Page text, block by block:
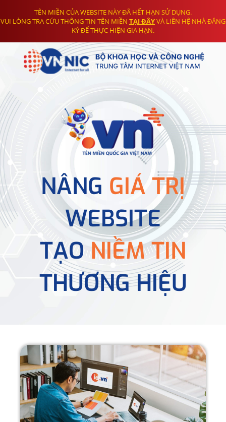
TÊN MIỀN CỦA WEBSITE NÀY ĐÃ HẾT HẠN SỬ DỤNG.
VUI LÒNG TRA CỨU THÔNG TIN TÊN MIỀN TẠI ĐÂYVÀ LIÊN HỆ NHÀ ĐĂNG
KÝ ĐỂ THỰC HIỆN GIA HẠN.
NÂNG GIÁ TRỊ
WEBSITE
TẠONIỀM TIN
THƯƠNG HIỆU